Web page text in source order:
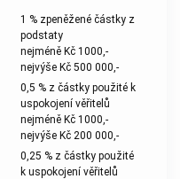
1 % zpeněžené částky z
podstaty
nejméně Kč 1000,-
nejvýše Kč 500 000,-
0,5 % z částky použité k
uspokojení věřitelů
nejméně Kč 1000,-
nejvýše Kč 200 000,-
0,25 % z částky použité
k uspokojení věřitelů